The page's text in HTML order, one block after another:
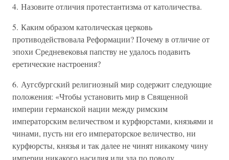
4. Назовите отличия протестантизма от католичества.
5. Каким образом католическая церковь
противодействовала Реформации? Почему в отличие от
эпохи Средневековья папству не удалось подавить
еретические настроения?
6. Аугсбургский религиозный мир содержит следующие
положения: «Чтобы установить мир в Священной
империи германской нации между римским
императорским величеством и курфюрстами, князьями и
чинами, пусть ни его императорское величество, ни
курфюрсты, князья и так далее не чинят никакому чину
империи никакого насилия или зла по поводу